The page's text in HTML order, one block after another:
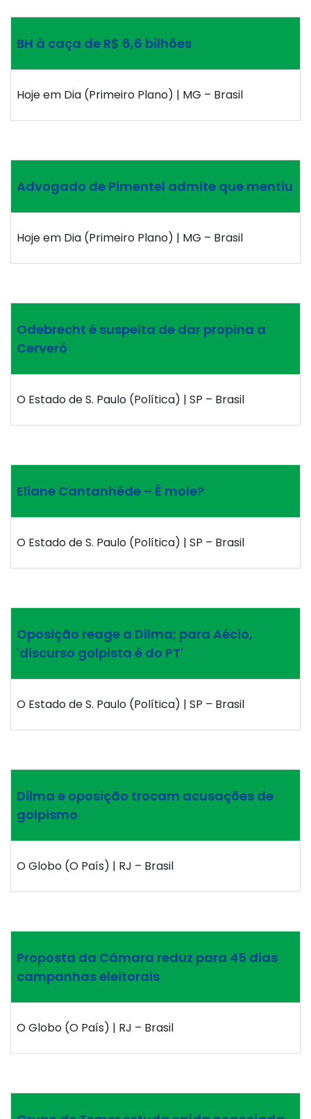
BH à caça de R$ 6,6 bilhões
Hoje em Dia (Primeiro Plano) | MG – Brasil
Advogado de Pimentel admite que mentiu
Hoje em Dia (Primeiro Plano) | MG – Brasil
Odebrecht é suspeita de dar propina a
Cerveró
O Estado de S. Paulo (Política) | SP – Brasil
Eliane Cantanhêde – É mole?
O Estado de S. Paulo (Política) | SP – Brasil
Oposição reage a Dilma; para Aécio,
'discurso golpista é do PT'
O Estado de S. Paulo (Política) | SP – Brasil
Dilma e oposição trocam acusações de
golpismo
O Globo (O País) | RJ – Brasil
Proposta da Câmara reduz para 45 dias
campanhas eleitorais
O Globo (O País) | RJ – Brasil